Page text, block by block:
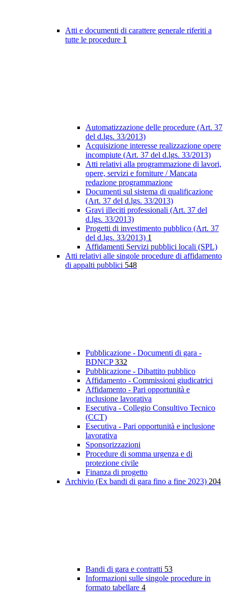
Atti e documenti di carattere generale riferiti a
tutte le procedure 1
Automatizzazione delle procedure (Art. 37
del d.lgs. 33/2013)
Acquisizione interesse realizzazione opere
incompiute (Art. 37 del d.lgs. 33/2013)
Atti relativi alla programmazione di lavori,
opere, servizi e forniture / Mancata
redazione programmazione
Documenti sul sistema di qualificazione
(Art. 37 del d.lgs. 33/2013)
Gravi illeciti professionali (Art. 37 del
d.lgs. 33/2013)
Progetti di investimento pubblico (Art. 37
del d.lgs. 33/2013) 1
Affidamenti Servizi pubblici locali (SPL)
Atti relativi alle singole procedure di affidamento
di appalti pubblici 548
Pubblicazione - Documenti di gara -
BDNCP332
Pubblicazione - Dibattito pubblico
Affidamento - Commissioni giudicatrici
Affidamento - Pari opportunità e
inclusione lavorativa
Esecutiva - Collegio Consultivo Tecnico
(CCT)
Esecutiva - Pari opportunità e inclusione
lavorativa
Sponsorizzazioni
Procedure di somma urgenza e di
protezione civile
Finanza di progetto
Archivio (Ex bandi di gara fino a fine 2023) 204
Bandi di gara e contratti 53
Informazioni sulle singole procedure in
formato tabellare 4